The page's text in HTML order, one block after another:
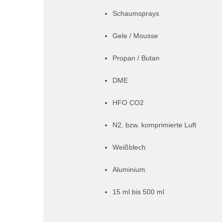
Schaumsprays
Gele / Mousse
Propan / Butan
DME
HFO CO2
N2, bzw. komprimierte Luft
Weißblech
Aluminium
15 ml bis 500 ml